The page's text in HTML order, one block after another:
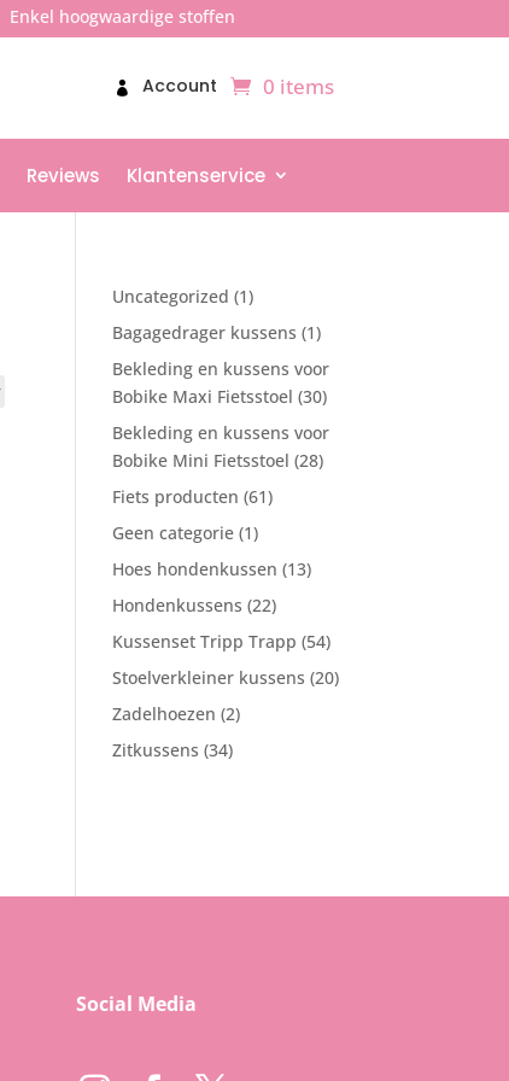
Enkel hoogwaardige stoffen
Account 0 items
Reviews Klantenservice
Uncategorized 11
product
Bagagedrager kussens 11
Bekleding en kussens voor
Bobike Maxi Fietsstoel 3030
Bekleding en kussens voor
Bobike Mini Fietsstoel 2828
Fiets producten 6161
Geen categorie 11
product
Hoes hondenkussen 1313
Hondenkussens 2222
producten
Kussenset Tripp Trapp 5454
producten
Stoelverkleiner kussens 2020
Zadelhoezen 22
Zitkussens 3434
Social Media